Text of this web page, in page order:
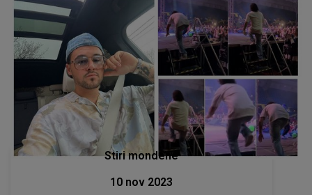
Stiri mondene
10 nov 2023